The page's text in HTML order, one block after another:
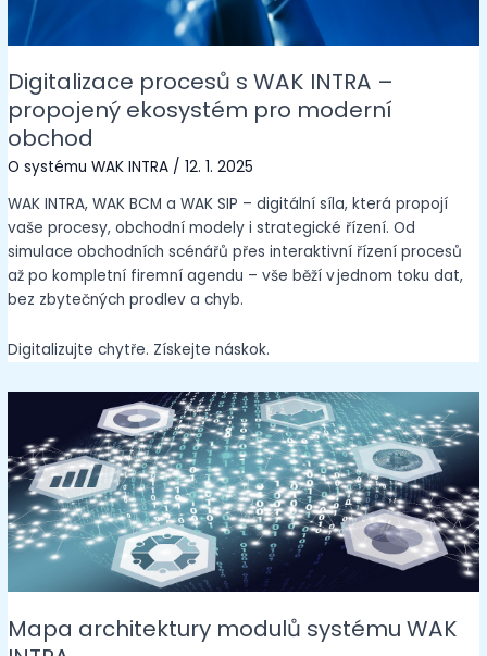
Digitalizace procesů s WAK INTRA –
propojený ekosystém pro moderní
obchod
O systému WAK INTRA /12. 1. 2025
WAK INTRA, WAK BCM a WAK SIP – digitální síla, která propojí
vaše procesy, obchodní modely i strategické řízení. Od
simulace obchodních scénářů přes interaktivní řízení procesů
až po kompletní firemní agendu – vše běží v jednom toku dat,
bez zbytečných prodlev a chyb.
Digitalizujte chytře. Získejte náskok.
Mapa architektury modulů systému WAK